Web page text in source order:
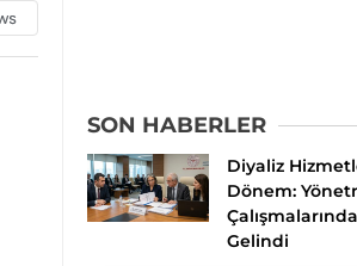
SON HABERLER
Diyaliz
Dönem:
Gelindi